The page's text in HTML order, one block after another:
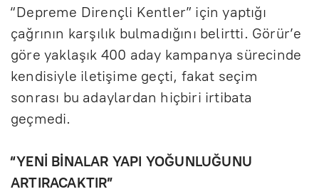
“Depreme Dirençli Kentler” için yaptığı
çağrının karşılık bulmadığını belirtti. Görür’e
göre yaklaşık 400 aday kampanya sürecinde
kendisiyle iletişime geçti, fakat seçim
sonrası bu adaylardan hiçbiri irtibata
geçmedi.
“YENİ BİNALAR YAPI YOĞUNLUĞUNU
ARTIRACAKTIR”